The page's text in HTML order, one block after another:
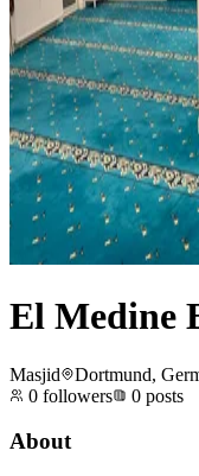
El Medine
Masjid
Dortmund,
0 followers 0 posts
About